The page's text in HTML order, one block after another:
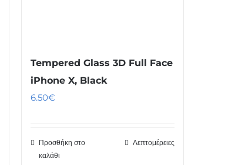
Tempered Glass 3D Full Face
iPhone X, Black
6.50€
Προσθήκη στο
καλάθι
Λεπτομέρειες